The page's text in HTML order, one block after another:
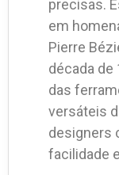
precisas.
em
Pierre
década de
das
versáteis
designers
facilidade